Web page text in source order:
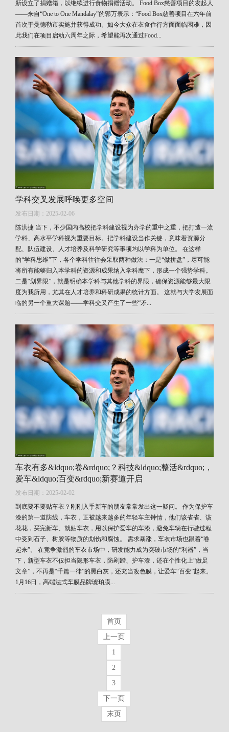
新设立了捐赠箱，以继续进行食物捐赠活动。 Food Box慈善项目的发起人
——来自“One to One Mandalay”的郭万表示：“Food Box慈善项目在六年前
首次于曼德勒市实施并获得成功。如今大众在衣食住行方面面临困难，因
此我们在项目启动六周年之际，希望能再次通过Food...
学科交叉发展呼唤更多空间
发布日期：2025-02-06
陈洪捷 当下，不少国内高校把学科建设视为办学的重中之重，把打造一流
学科、高水平学科视为重要目标。把学科建设当作关键，意味着资源分
配、队伍建设、人才培养及科学研究等事项均以学科为单位。 在这样
的“学科思维”下，各个学科往往会采取两种做法：一是“做拼盘”，尽可能
将所有能够归入本学科的资源和成果纳入学科麾下，形成一个强势学科。
二是“划界限”，就是明确本学科与其他学科的界限，确保资源能够最大限
度为我所用，尤其在人才培养和科研成果的统计方面。 这就与大学发展面
临的另一个重大课题——学科交叉产生了一些“矛...
车衣有多&ldquo;卷&rdquo;？科技&ldquo;整活&rdquo;，
爱车&ldquo;百变&rdquo;新赛道开启
发布日期：2025-02-02
到底要不要贴车衣？刚刚入手新车的朋友常常发出这一疑问。 作为保护车
漆的第一道防线，车衣，正被越来越多的年轻车主钟情，他们该省省、该
花花，买完新车、就贴车衣，用以保护爱车的车漆，避免车辆在行驶过程
中受到石子、树胶等物质的划伤和腐蚀。 需求暴涨，车衣市场也跟着“卷
起来”。 在竞争激烈的车衣市场中，研发能力成为突破市场的“利器”，当
下，新型车衣不仅担当隐形车衣，防剐蹭、护车漆，还在个性化上“做足
文章”，不再是“千篇一律”的黑白灰，还充当改色膜，让爱车“百变”起来。
1月16日，高端法式车膜品牌琥珀膜...
首页
上一页
1
2
3
下一页
末页